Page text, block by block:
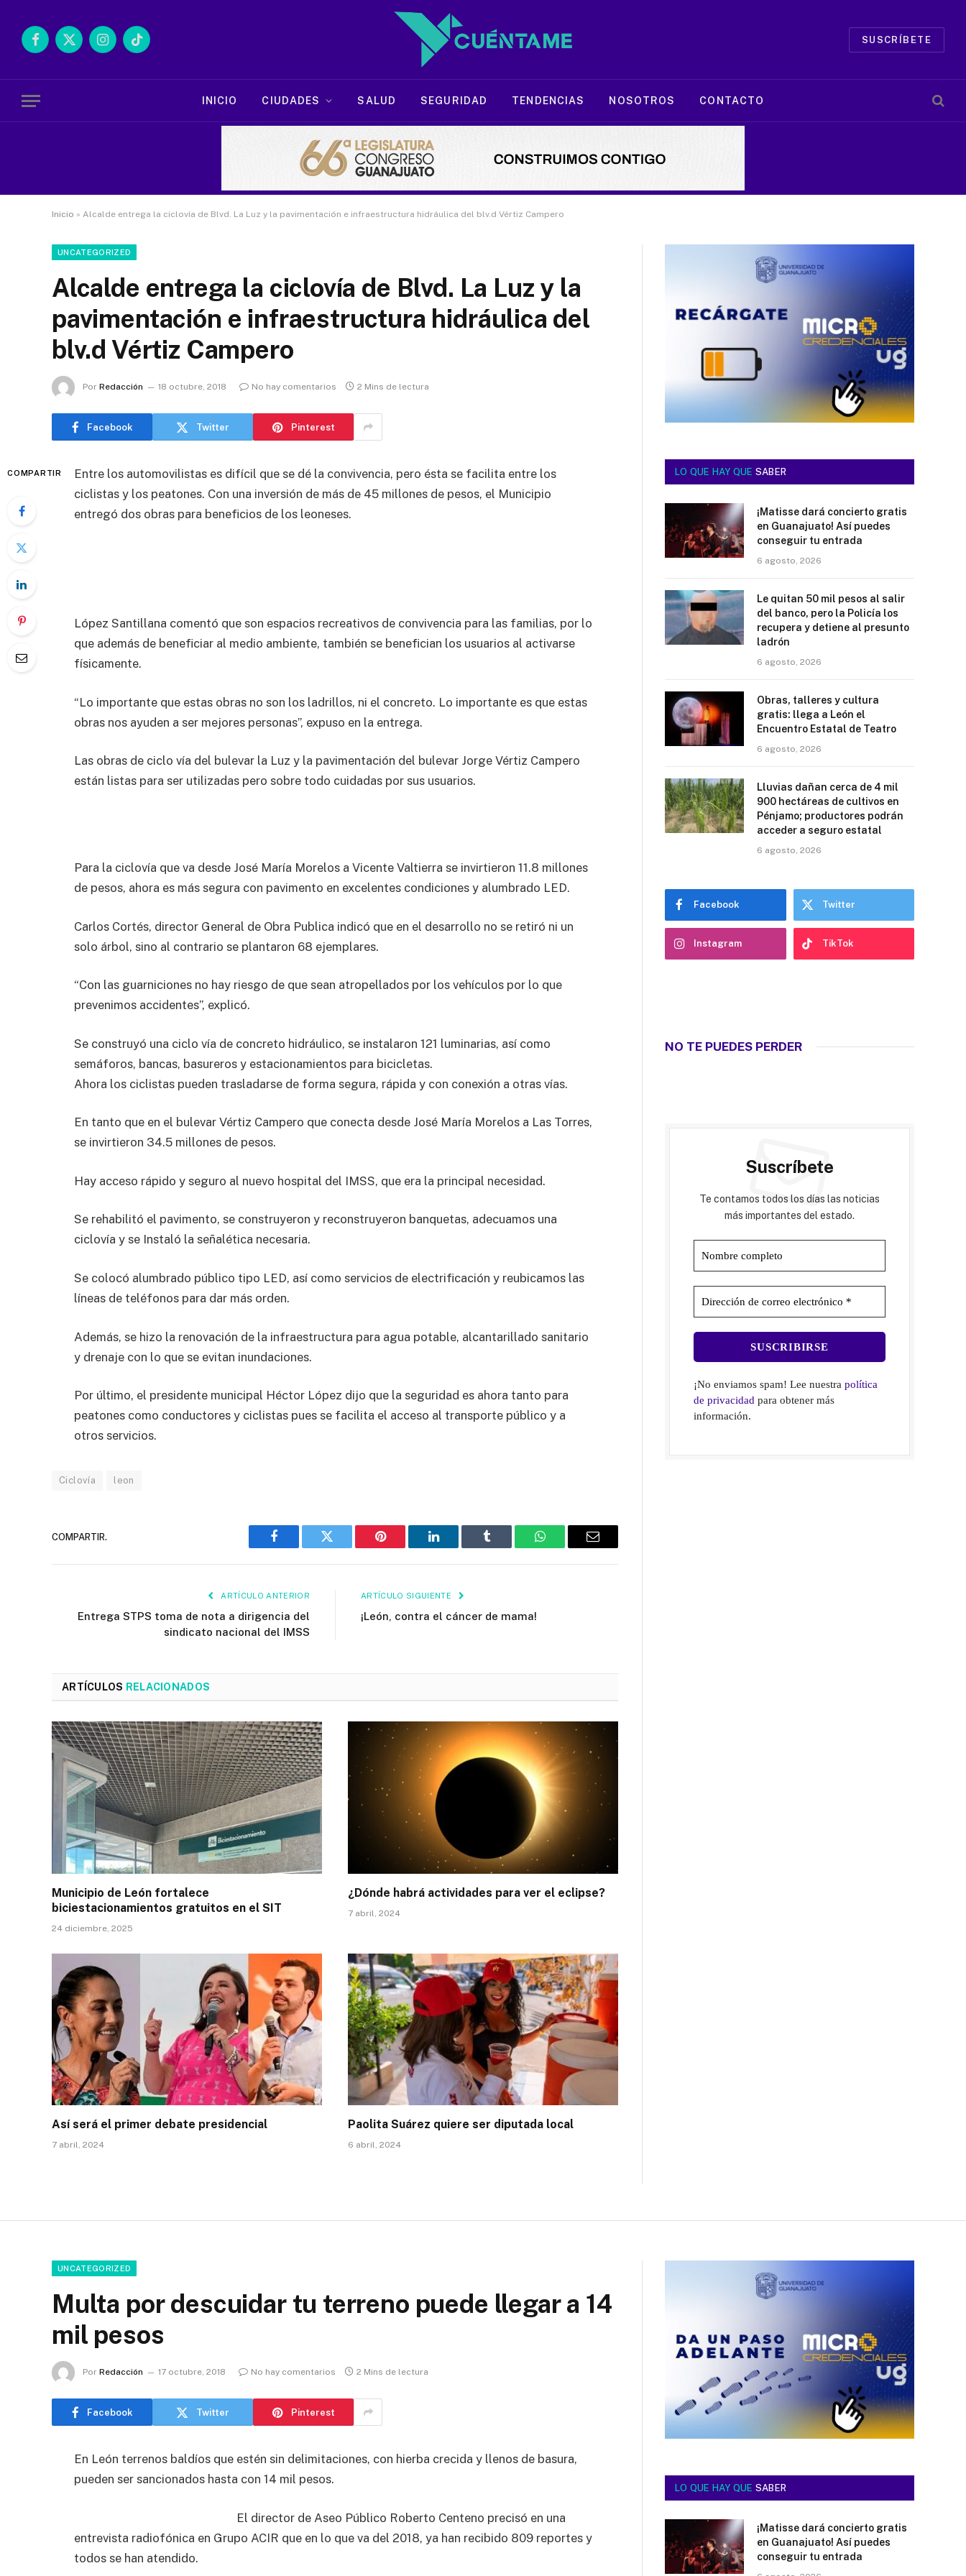
Facebook
X
InstagramTikTok
SUSCRÍBETE
INICIO CIUDADES SALUD SEGURIDAD TENDENCIAS NOSOTROS CONTACTO
Inicio » Alcalde entrega la ciclovía de Blvd. La Luz y la pavimentación e infraestructura hidráulica del blv.d Vértiz Campero
UNCATEGORIZED
Alcalde entrega la ciclovía de Blvd. La Luz y la
pavimentación e infraestructura hidráulica del
blv.d Vértiz Campero
Por Redacción 18 octubre, 2018 No hay comentarios 2 Mins de lectura
Facebook Twitter Pinterest
COMPARTIR
Entre los automovilistas es difícil que se dé la convivencia, pero ésta se facilita entre los
ciclistas y los peatones. Con una inversión de más de 45 millones de pesos, el Municipio
entregó dos obras para beneficios de los leoneses.
López Santillana comentó que son espacios recreativos de convivencia para las familias, por lo
que además de beneficiar al medio ambiente, también se benefician los usuarios al activarse
físicamente.
“Lo importante que estas obras no son los ladrillos, ni el concreto. Lo importante es que estas
obras nos ayuden a ser mejores personas”, expuso en la entrega.
Las obras de ciclo vía del bulevar la Luz y la pavimentación del bulevar Jorge Vértiz Campero
están listas para ser utilizadas pero sobre todo cuidadas por sus usuarios.
Para la ciclovía que va desde José María Morelos a Vicente Valtierra se invirtieron 11.8 millones
de pesos, ahora es más segura con pavimento en excelentes condiciones y alumbrado LED.
Carlos Cortés, director General de Obra Publica indicó que en el desarrollo no se retiró ni un
solo árbol, sino al contrario se plantaron 68 ejemplares.
“Con las guarniciones no hay riesgo de que sean atropellados por los vehículos por lo que
prevenimos accidentes”, explicó.
Se construyó una ciclo vía de concreto hidráulico, se instalaron 121 luminarias, así como
semáforos, bancas, basureros y estacionamientos para bicicletas.
Ahora los ciclistas pueden trasladarse de forma segura, rápida y con conexión a otras vías.
En tanto que en el bulevar Vértiz Campero que conecta desde José María Morelos a Las Torres,
se invirtieron 34.5 millones de pesos.
Hay acceso rápido y seguro al nuevo hospital del IMSS, que era la principal necesidad.
Se rehabilitó el pavimento, se construyeron y reconstruyeron banquetas, adecuamos una
ciclovía y se Instaló la señalética necesaria.
Se colocó alumbrado público tipo LED, así como servicios de electrificación y reubicamos las
líneas de teléfonos para dar más orden.
Además, se hizo la renovación de la infraestructura para agua potable, alcantarillado sanitario
y drenaje con lo que se evitan inundaciones.
Por último, el presidente municipal Héctor López dijo que la seguridad es ahora tanto para
peatones como conductores y ciclistas pues se facilita el acceso al transporte público y a
otros servicios.
Ciclovía leon
COMPARTIR.
Facebook Twitter Pinterest LinkedIn Tumblr WhatsAppEmail
ARTÍCULO ANTERIOR
Entrega STPS toma de nota a dirigencia del
sindicato nacional del IMSS
ARTÍCULO SIGUIENTE
¡León, contra el cáncer de mama!
ARTÍCULOS RELACIONADOS
Municipio de León fortalece
biciestacionamientos gratuitos en el SIT
24 diciembre, 2025
¿Dónde habrá actividades para ver el eclipse?
7 abril, 2024
Así será el primer debate presidencial
7 abril, 2024
Paolita Suárez quiere ser diputada local
6 abril, 2024
LO QUE HAY QUE SABER
¡Matisse dará concierto gratis
en Guanajuato! Así puedes
conseguir tu entrada
6 agosto, 2026
Le quitan 50 mil pesos al salir
del banco, pero la Policía los
recupera y detiene al presunto
ladrón
6 agosto, 2026
Obras, talleres y cultura
gratis: llega a León el
Encuentro Estatal de Teatro
6 agosto, 2026
Lluvias dañan cerca de 4 mil
900 hectáreas de cultivos en
Pénjamo; productores podrán
acceder a seguro estatal
6 agosto, 2026
Facebook Twitter
Instagram TikTok
NO TE PUEDES PERDER
Suscríbete
Te contamos todos los días las noticias
más importantes del estado.
¡No enviamos spam! Lee nuestrapolítica
de privacidad para obtener más
información.
UNCATEGORIZED
Multa por descuidar tu terreno puede llegar a 14
mil pesos
Por Redacción 17 octubre, 2018 No hay comentarios 2 Mins de lectura
Facebook Twitter Pinterest
En León terrenos baldíos que estén sin delimitaciones, con hierba crecida y llenos de basura,
pueden ser sancionados hasta con 14 mil pesos.
El director de Aseo Público Roberto Centeno precisó en una
entrevista radiofónica en Grupo ACIR que en lo que va del 2018, ya han recibido 809 reportes y
todos se han atendido.
LO QUE HAY QUE SABER
¡Matisse dará concierto gratis
en Guanajuato! Así puedes
conseguir tu entrada